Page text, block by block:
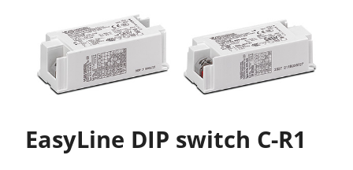
EasyLine DIP switch C-R1